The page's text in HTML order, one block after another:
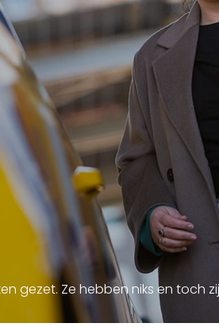
gezet. Ze hebben niks en toch